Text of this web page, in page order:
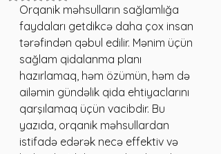
Orqanik məhsulların sağlamlığa
faydaları getdikcə daha çox insan
tərəfindən qəbul edilir. Mənim üçün
sağlam qidalanma planı
hazırlamaq, həm özümün, həm də
ailəmin gündəlik qida ehtiyaclarını
qarşılamaq üçün vacibdir. Bu
yazıda, orqanik məhsullardan
istifadə edərək necə effektiv və